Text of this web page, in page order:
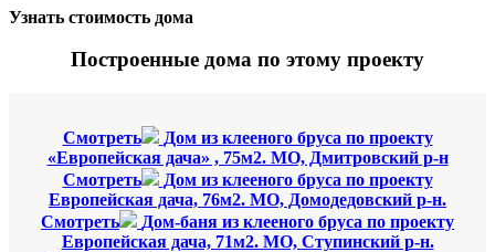
Узнать стоимость дома
Построенные дома по этому проекту
Смотреть
Дом из клееного бруса по проекту
«Европейская дача» , 75м2. МО, Дмитровский р-н
Смотреть
Дом из клееного бруса по проекту
Европейская дача, 76м2. МО, Домодедовский р-н.
Смотреть
Дом-баня из клееного бруса по проекту
Европейская дача, 71м2. МО, Ступинский р-н.